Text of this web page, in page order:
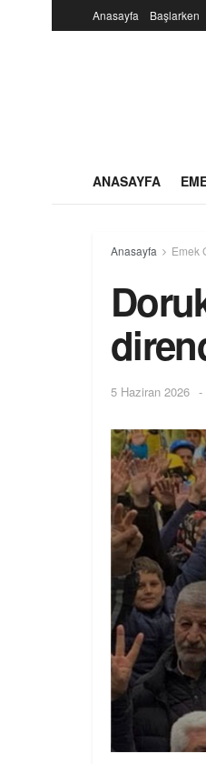
Anasayfa Başlarken
ANASAYFA
Anasayfa Emek
5 Haziran 2026 -